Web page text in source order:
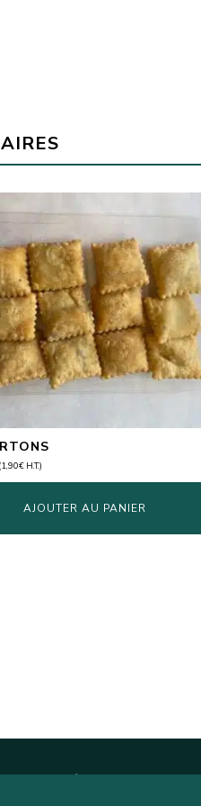
(1,90€ H.T.)
AJOUTER AU PANIER
magasin,